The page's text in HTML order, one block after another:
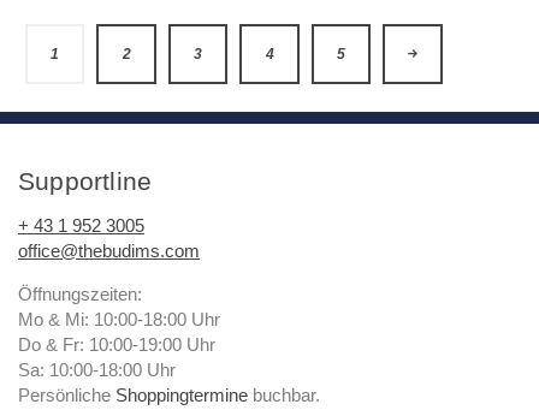
1 2 3 4 5
Supportline
+ 43 1 952 3005
office@thebudims.com
Öffnungszeiten:
Mo & Mi: 10:00-18:00 Uhr
Do & Fr: 10:00-19:00 Uhr
Sa: 10:00-18:00 Uhr
Persönliche Shoppingtermine buchbar.